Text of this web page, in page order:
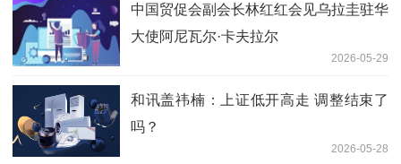
中国贸促会副会长林红红会见乌拉圭驻华
大使阿尼瓦尔·卡夫拉尔
2026-05-29
和讯盖祎楠：上证低开高走 调整结束了
吗？
2026-05-28